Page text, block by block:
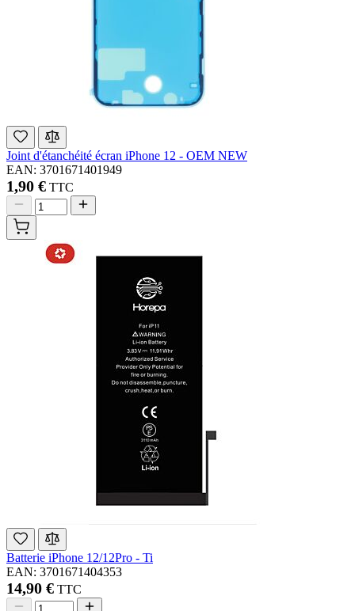
Joint d'étanchéité écran iPhone 12 - OEM NEW
EAN: 3701671401949
1,90 € TTC
Batterie iPhone 12/12Pro - Ti
EAN: 3701671404353
14,90 € TTC